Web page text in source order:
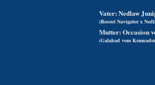
Vater: Nedlaw
(Rossut Navigator x
Mutter: Occasion
(Galahad vom